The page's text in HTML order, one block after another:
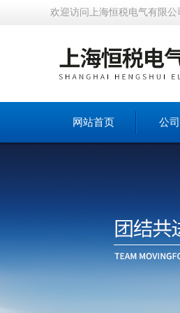
欢迎访问上海恒税电气有限公
网站首页 公